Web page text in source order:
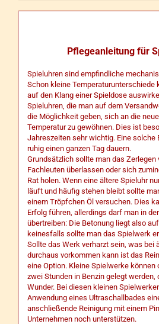
Pflegeanleitung für
Spieluhren sind empfindliche
Schon kleine Temperaturunterschiede
auf den Klang einer Spieldose
Spieluhren, die man auf dem
die Möglichkeit geben, sich an die
Temperatur zu gewöhnen. Dies ist
Jahreszeiten sehr wichtig. Eine solche
ruhig einen ganzen Tag dauern.
Grundsätzlich sollte man das Zerlegen
Fachleuten überlassen oder sich
Rat holen. Wenn eine ältere Spieluhr
läuft und häufig stehen bleibt sollte
einem Tröpfchen Öl versuchen. Dies
Erfolg führen, allerdings darf man in
übertreiben: Die Betonung liegt also
keinesfalls sollte man das Spielwerk
Sollte das Werk verharzt sein, was bei
durchaus vorkommen kann ist das
eine Option. Kleine Spielwerke können
zwei Stunden in Benzin gelegt
Wunder. Bei diesen kleinen
Anwendung eines Ultraschallbades
anschließende Reinigung mit einem
Unternehmen noch unterstützen.